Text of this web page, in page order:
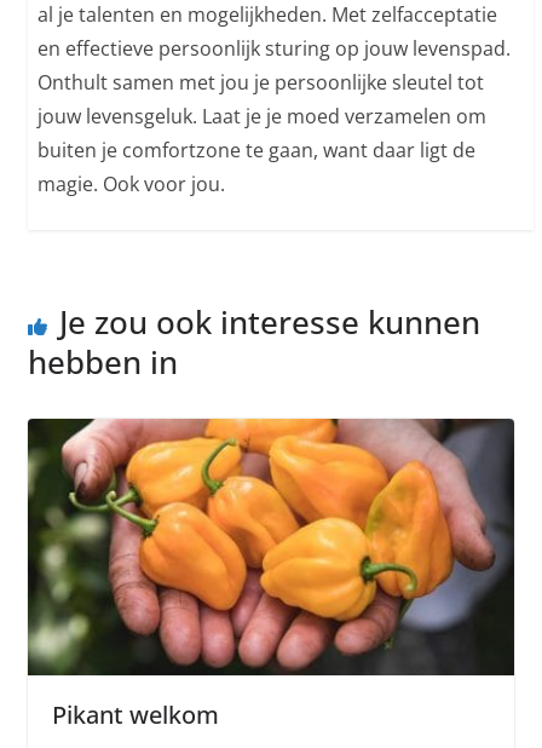
al je talenten en mogelijkheden. Met zelfacceptatie
en effectieve persoonlijk sturing op jouw levenspad.
Onthult samen met jou je persoonlijke sleutel tot
jouw levensgeluk. Laat je je moed verzamelen om
buiten je comfortzone te gaan, want daar ligt de
magie. Ook voor jou.
Je zou ook interesse kunnen
hebben in
Pikant welkom